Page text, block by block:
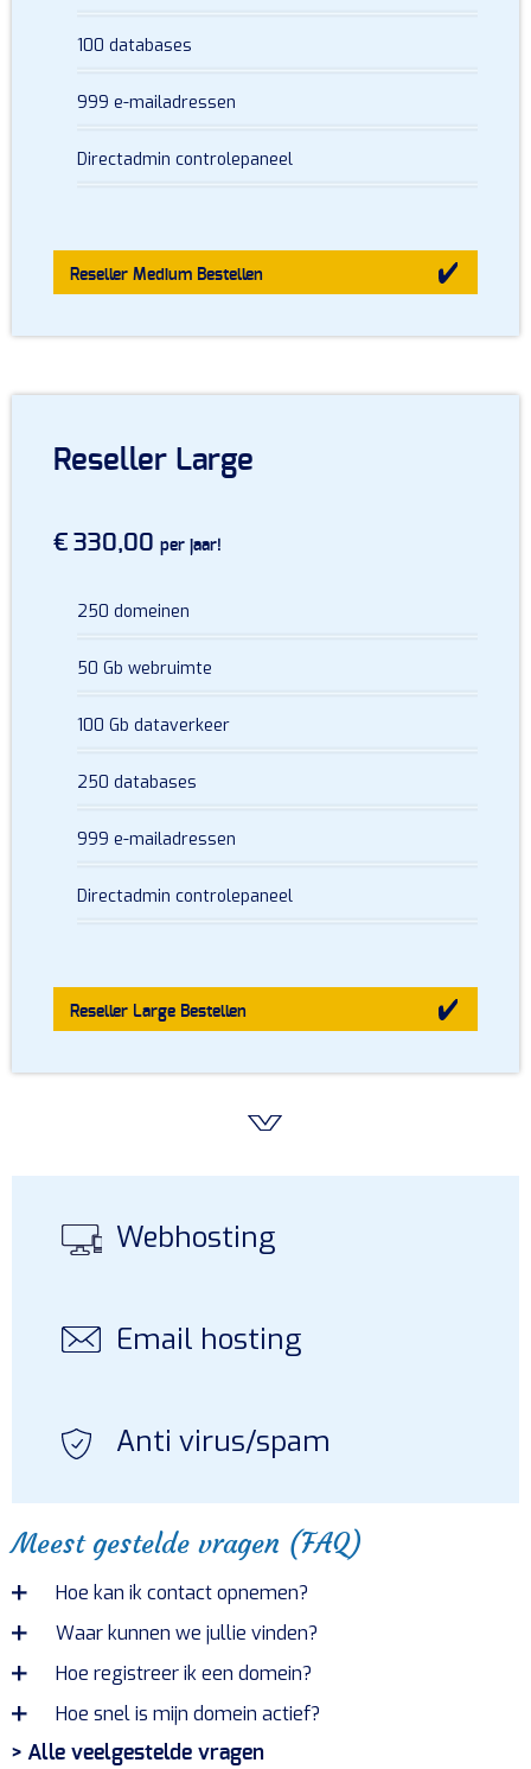
100 databases
999 e-mailadressen
Directadmin controlepaneel
Reseller Medium Bestellen
Reseller Large
€ 330,00 per jaar!
250 domeinen
50 Gb webruimte
100 Gb dataverkeer
250 databases
999 e-mailadressen
Directadmin controlepaneel
Reseller Large Bestellen
Webhosting
Email hosting
Anti virus/spam
Meest gestelde vragen (FAQ)
Hoe kan ik contact opnemen?
Waar kunnen we jullie vinden?
Hoe registreer ik een domein?
Hoe snel is mijn domein actief?
> Alle veelgestelde vragen